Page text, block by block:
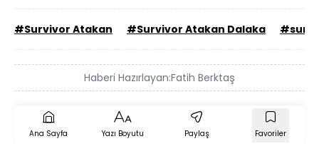
#Survivor Atakan #Survivor Atakan Dalaka
Haberi Hazırlayan:Fatih Berktaş
Ana Sayfa Yazı Boyutu Paylaş Favoriler